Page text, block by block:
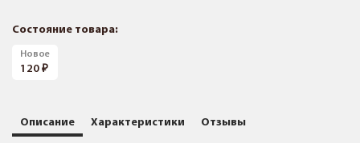
Состояние товара:
Новое
120
Описание Характеристики Отзывы